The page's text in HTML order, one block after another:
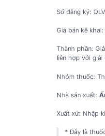
Số đăng ký:
Giá bán kê
Thành phần:
liên hợp với
Nhóm thuốc:
Nhà sản xuất:
Xuất xứ: Nhập
* Đây là